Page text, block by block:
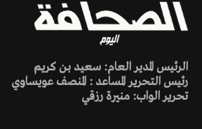
الرئيس المدير العام: سعيد بن كريم
رئيس التحرير المساعد : المنصف عويساوي
تحرير الواب: منيرة رزقي